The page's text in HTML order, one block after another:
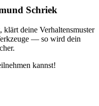
Schriek
deine Verhaltensmuster
— so wird dein
kannst!